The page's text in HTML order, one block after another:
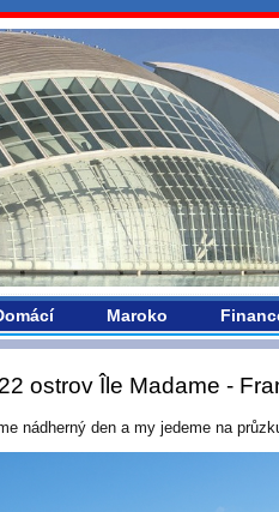
Maroko
ostrov Île Madame -
nádherný den a my jedeme na